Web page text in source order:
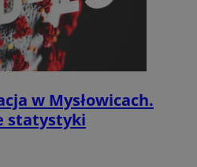
w Mysłowicach.
statystyki